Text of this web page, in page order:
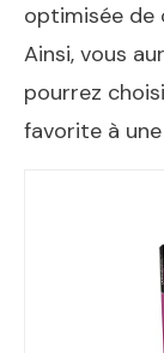
optimisée de
Ainsi, vous
pourrez
favorite à